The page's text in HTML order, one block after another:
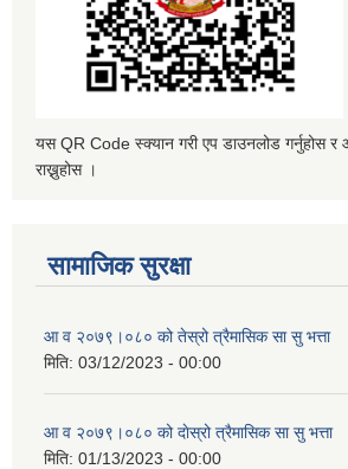
यस QR Code स्क्यान गरी एप डाउनलोड गर्नुहोस र
राख्नुहोस ।
सामाजिक सुरक्षा
आ व २०७९।०८० को तेस्रो त्रैमासिक सा सु भत्ता
मिति: 03/12/2023 - 00:00
आ व २०७९।०८० को दाेस्रो त्रैमासिक सा सु भत्ता
मिति: 01/13/2023 - 00:00